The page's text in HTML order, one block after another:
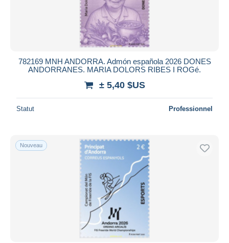
782169 MNH ANDORRA. Admón española 2026 DONES
ANDORRANES. MARIA DOLORS RIBES I ROGé.
± 5,40 $US
Statut Professionnel
Nouveau